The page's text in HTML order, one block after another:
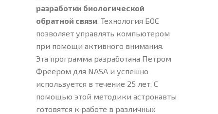
разработки биологической
обратной связи. Технология БОС
позволяет управлять компьютером
при помощи активного внимания.
Эта программа разработана Петром
Фреером для NASA и успешно
используется в течение 25 лет. С
помощью этой методики астронавты
готовятся к работе в различных